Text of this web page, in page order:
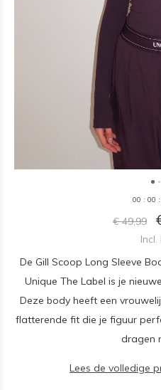
00 : 00 :
€ 49,99
De Gill Scoop Long Sleeve
Unique The Label is je
Deze body heeft een
flatterende fit die je figuur
dragen
Lees de volledige